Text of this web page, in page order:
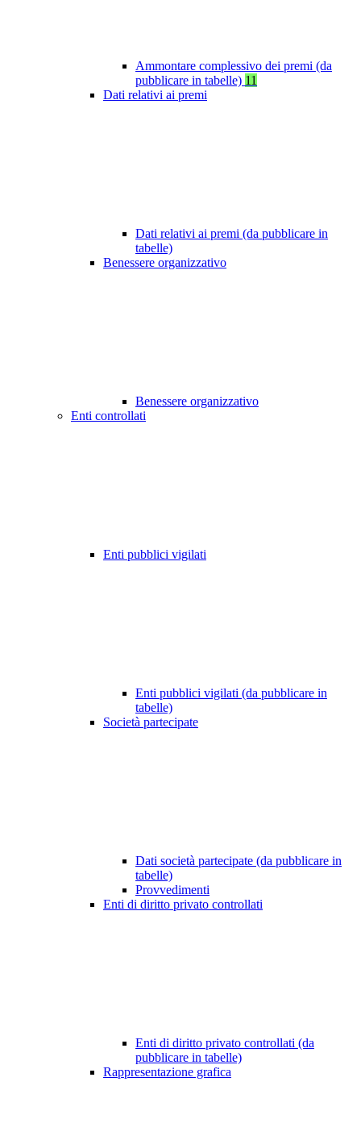
Ammontare complessivo dei premi (da
pubblicare in tabelle) 11
Dati relativi ai premi
Dati relativi ai premi (da pubblicare in
tabelle)
Benessere organizzativo
Benessere organizzativo
Enti controllati
Enti pubblici vigilati
Enti pubblici vigilati (da pubblicare in
tabelle)
Società partecipate
Dati società partecipate (da pubblicare in
tabelle)
Provvedimenti
Enti di diritto privato controllati
Enti di diritto privato controllati (da
pubblicare in tabelle)
Rappresentazione grafica